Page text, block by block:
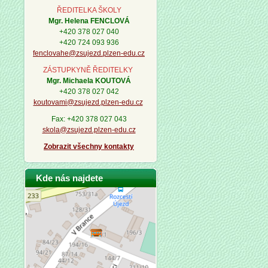
ŘEDITELKA ŠKOLY
Mgr. Helena FENCLOVÁ
+420 378 027 040
+420 724 093 936
fenclovahe@zsujezd.plzen-edu.cz
ZÁSTUPKYNĚ ŘEDITELKY
Mgr. Michaela KOUTOVÁ
+420 378 027 042
koutovami@zsujezd.plzen-edu.cz
Fax: +420 378 027 043
skola@zsujezd.plzen-edu.cz
Zobrazit všechny kontakty
Kde nás najdete